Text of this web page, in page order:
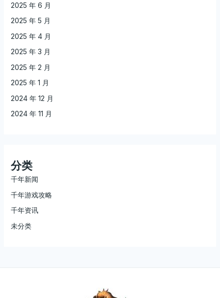
2025 年 6 月
2025 年 5 月
2025 年 4 月
2025 年 3 月
2025 年 2 月
2025 年 1 月
2024 年 12 月
2024 年 11 月
分类
千年新闻
千年游戏攻略
千年资讯
未分类